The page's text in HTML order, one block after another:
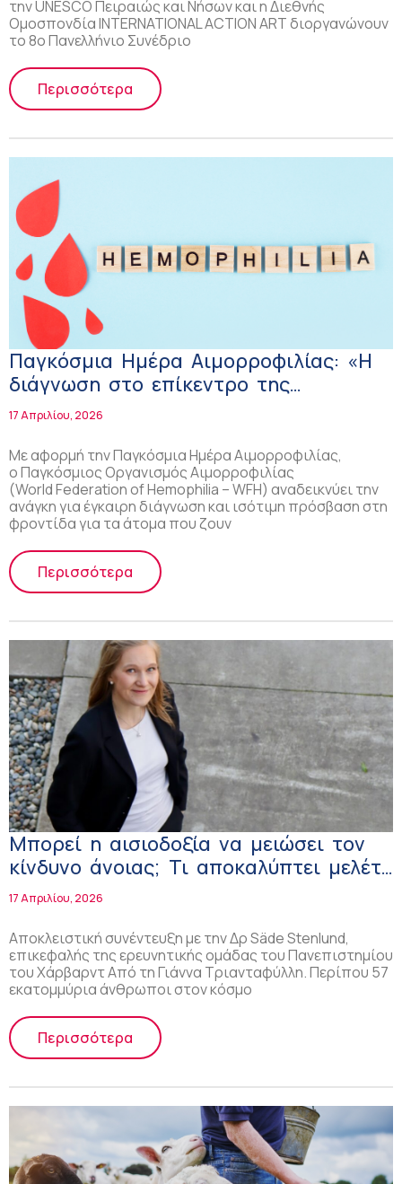
την UNESCO Πειραιώς και Νήσων και η Διεθνής
Ομοσπονδία INTERNATIONAL ACTION ART διοργανώνουν
το 8ο Πανελλήνιο Συνέδριο
Περισσότερα
Παγκόσμια Ημέρα Αιμορροφιλίας: «Η
διάγνωση στο επίκεντρο της
φροντίδας για τις αιμορραγικές
διαταραχές»
17 Απριλίου, 2026
Με αφορμή την Παγκόσμια Ημέρα Αιμορροφιλίας,
ο Παγκόσμιος Οργανισμός Αιμορροφιλίας
(World Federation of Hemophilia – WFH) αναδεικνύει την
ανάγκη για έγκαιρη διάγνωση και ισότιμη πρόσβαση στη
φροντίδα για τα άτομα που ζουν
Περισσότερα
Μπορεί η αισιοδοξία να μειώσει τον
κίνδυνο άνοιας; Τι αποκαλύπτει μελέτη
του Χάρβαρντ
17 Απριλίου, 2026
Αποκλειστική συνέντευξη με την Δρ Säde Stenlund,
επικεφαλής της ερευνητικής ομάδας του Πανεπιστημίου
του Χάρβαρντ Από τη Γιάννα Τριανταφύλλη. Περίπου 57
εκατομμύρια άνθρωποι στον κόσμο
Περισσότερα